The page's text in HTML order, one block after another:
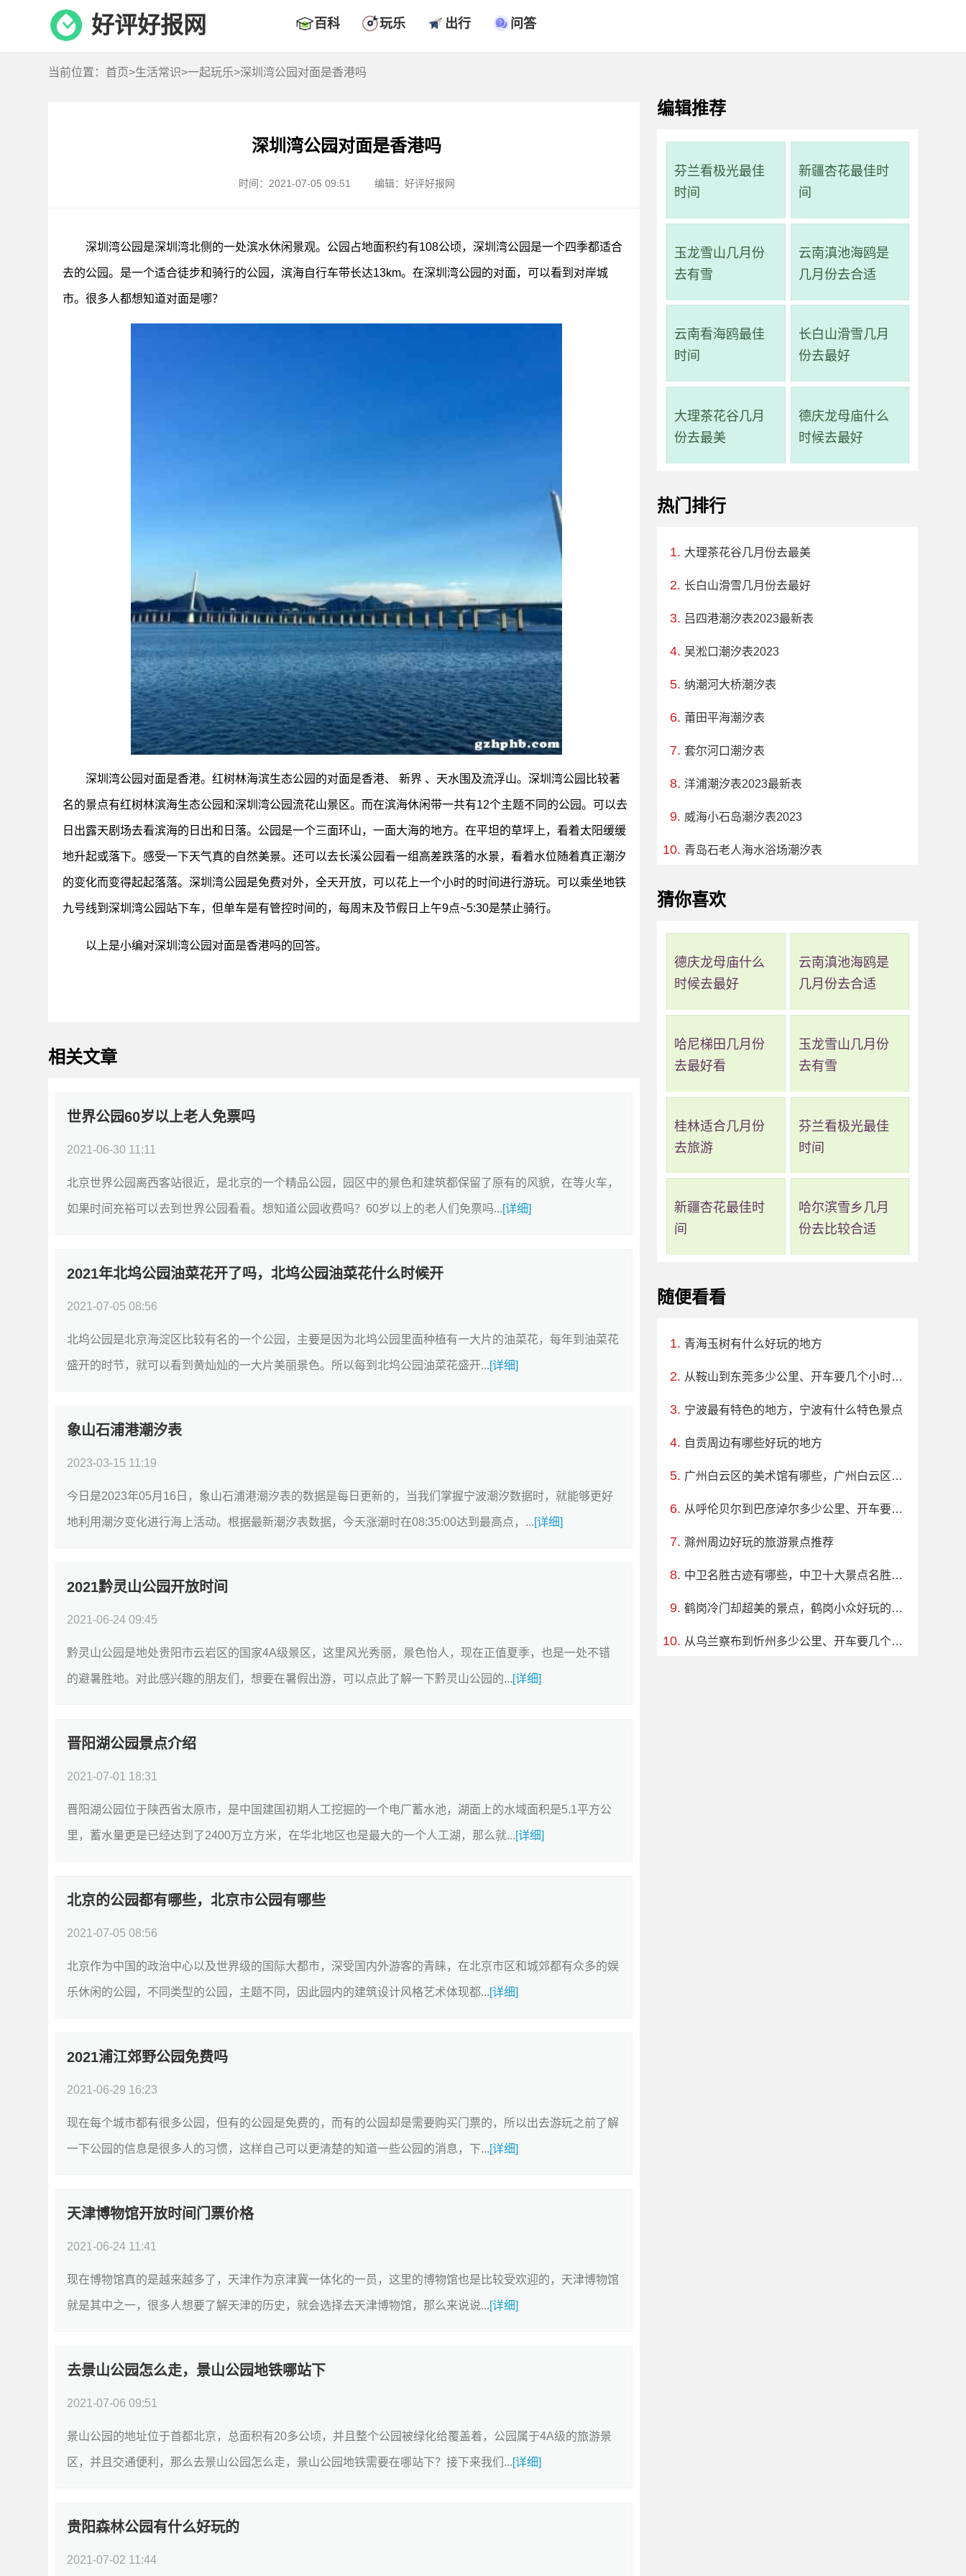
好评好报网 百科 玩乐 出行 问答
当前位置： 首页>生活常识>一起玩乐>深圳湾公园对面是香港吗
深圳湾公园对面是香港吗
时间：2021-07-05 09:51 编辑：好评好报网
深圳湾公园是深圳湾北侧的一处滨水休闲景观。公园占地面积约有108公顷，深圳湾公园是一个四季都适合
去的公园。是一个适合徒步和骑行的公园，滨海自行车带长达13km。在深圳湾公园的对面，可以看到对岸城
市。很多人都想知道对面是哪？
深圳湾公园对面是香港。红树林海滨生态公园的对面是香港、 新界 、天水围及流浮山。深圳湾公园比较著
名的景点有红树林滨海生态公园和深圳湾公园流花山景区。而在滨海休闲带一共有12个主题不同的公园。可以去
日出露天剧场去看滨海的日出和日落。公园是一个三面环山，一面大海的地方。在平坦的草坪上，看着太阳缓缓
地升起或落下。感受一下天气真的自然美景。还可以去长溪公园看一组高差跌落的水景，看着水位随着真正潮汐
的变化而变得起起落落。深圳湾公园是免费对外，全天开放，可以花上一个小时的时间进行游玩。可以乘坐地铁
九号线到深圳湾公园站下车，但单车是有管控时间的，每周末及节假日上午9点~5:30是禁止骑行。
以上是小编对深圳湾公园对面是香港吗的回答。
相关文章
世界公园60岁以上老人免票吗
2021-06-30 11:11
北京世界公园离西客站很近，是北京的一个精品公园，园区中的景色和建筑都保留了原有的风貌，在等火车，
如果时间充裕可以去到世界公园看看。想知道公园收费吗？60岁以上的老人们免票吗...[详细]
2021年北坞公园油菜花开了吗，北坞公园油菜花什么时候开
2021-07-05 08:56
北坞公园是北京海淀区比较有名的一个公园，主要是因为北坞公园里面种植有一大片的油菜花，每年到油菜花
盛开的时节，就可以看到黄灿灿的一大片美丽景色。所以每到北坞公园油菜花盛开...[详细]
象山石浦港潮汐表
2023-03-15 11:19
今日是2023年05月16日，象山石浦港潮汐表的数据是每日更新的，当我们掌握宁波潮汐数据时，就能够更好
地利用潮汐变化进行海上活动。根据最新潮汐表数据，今天涨潮时在08:35:00达到最高点，...[详细]
2021黔灵山公园开放时间
2021-06-24 09:45
黔灵山公园是地处贵阳市云岩区的国家4A级景区，这里风光秀丽，景色怡人，现在正值夏季，也是一处不错
的避暑胜地。对此感兴趣的朋友们，想要在暑假出游，可以点此了解一下黔灵山公园的...[详细]
晋阳湖公园景点介绍
2021-07-01 18:31
晋阳湖公园位于陕西省太原市，是中国建国初期人工挖掘的一个电厂蓄水池，湖面上的水域面积是5.1平方公
里，蓄水量更是已经达到了2400万立方米，在华北地区也是最大的一个人工湖，那么就...[详细]
北京的公园都有哪些，北京市公园有哪些
2021-07-05 08:56
北京作为中国的政治中心以及世界级的国际大都市，深受国内外游客的青睐，在北京市区和城郊都有众多的娱
乐休闲的公园，不同类型的公园，主题不同，因此园内的建筑设计风格艺术体现都...[详细]
2021浦江郊野公园免费吗
2021-06-29 16:23
现在每个城市都有很多公园，但有的公园是免费的，而有的公园却是需要购买门票的，所以出去游玩之前了解
一下公园的信息是很多人的习惯，这样自己可以更清楚的知道一些公园的消息，下...[详细]
天津博物馆开放时间门票价格
2021-06-24 11:41
现在博物馆真的是越来越多了，天津作为京津冀一体化的一员，这里的博物馆也是比较受欢迎的，天津博物馆
就是其中之一，很多人想要了解天津的历史，就会选择去天津博物馆，那么来说说...[详细]
去景山公园怎么走，景山公园地铁哪站下
2021-07-06 09:51
景山公园的地址位于首都北京，总面积有20多公顷，并且整个公园被绿化给覆盖着，公园属于4A级的旅游景
区，并且交通便利，那么去景山公园怎么走，景山公园地铁需要在哪站下？接下来我们...[详细]
贵阳森林公园有什么好玩的
2021-07-02 11:44
编辑推荐
芬兰看极光最佳
时间
新疆杏花最佳时
间
玉龙雪山几月份
去有雪
云南滇池海鸥是
几月份去合适
云南看海鸥最佳
时间
长白山滑雪几月
份去最好
大理茶花谷几月
份去最美
德庆龙母庙什么
时候去最好
热门排行
大理茶花谷几月份去最美
长白山滑雪几月份去最好
吕四港潮汐表2023最新表
吴淞口潮汐表2023
纳潮河大桥潮汐表
莆田平海潮汐表
套尔河口潮汐表
洋浦潮汐表2023最新表
威海小石岛潮汐表2023
青岛石老人海水浴场潮汐表
猜你喜欢
德庆龙母庙什么
时候去最好
云南滇池海鸥是
几月份去合适
哈尼梯田几月份
去最好看
玉龙雪山几月份
去有雪
桂林适合几月份
去旅游
芬兰看极光最佳
时间
新疆杏花最佳时
间
哈尔滨雪乡几月
份去比较合适
随便看看
青海玉树有什么好玩的地方
从鞍山到东莞多少公里、开车要几个小时？过路费、油费等
宁波最有特色的地方，宁波有什么特色景点
自贡周边有哪些好玩的地方
广州白云区的美术馆有哪些，广州白云区必去的美术馆
从呼伦贝尔到巴彦淖尔多少公里、开车要几个小时？过路费、油费等
滁州周边好玩的旅游景点推荐
中卫名胜古迹有哪些，中卫十大景点名胜古迹推荐
鹤岗冷门却超美的景点，鹤岗小众好玩的地方、旅游景点推荐
从乌兰察布到忻州多少公里、开车要几个小时？过路费、油费等